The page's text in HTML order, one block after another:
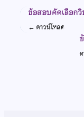
ข้อสอบคัดเลือก
← ดาวน์โหลด